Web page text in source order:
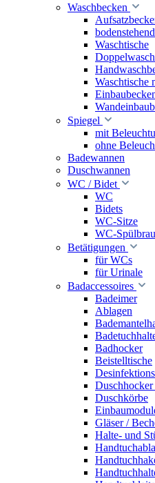
Waschbecken
Waschtische
Waschtische
Spiegel
mit
ohne
Badewannen
Duschwannen
WC / Bidet
WC
Bidets
WC-Sitze
WC-
Betätigungen
für WCs
für Urinale
Badaccessoires
Badeimer
Ablagen
Badhocker
Beistelltische
Duschkörbe
Gläser /
Halte- und